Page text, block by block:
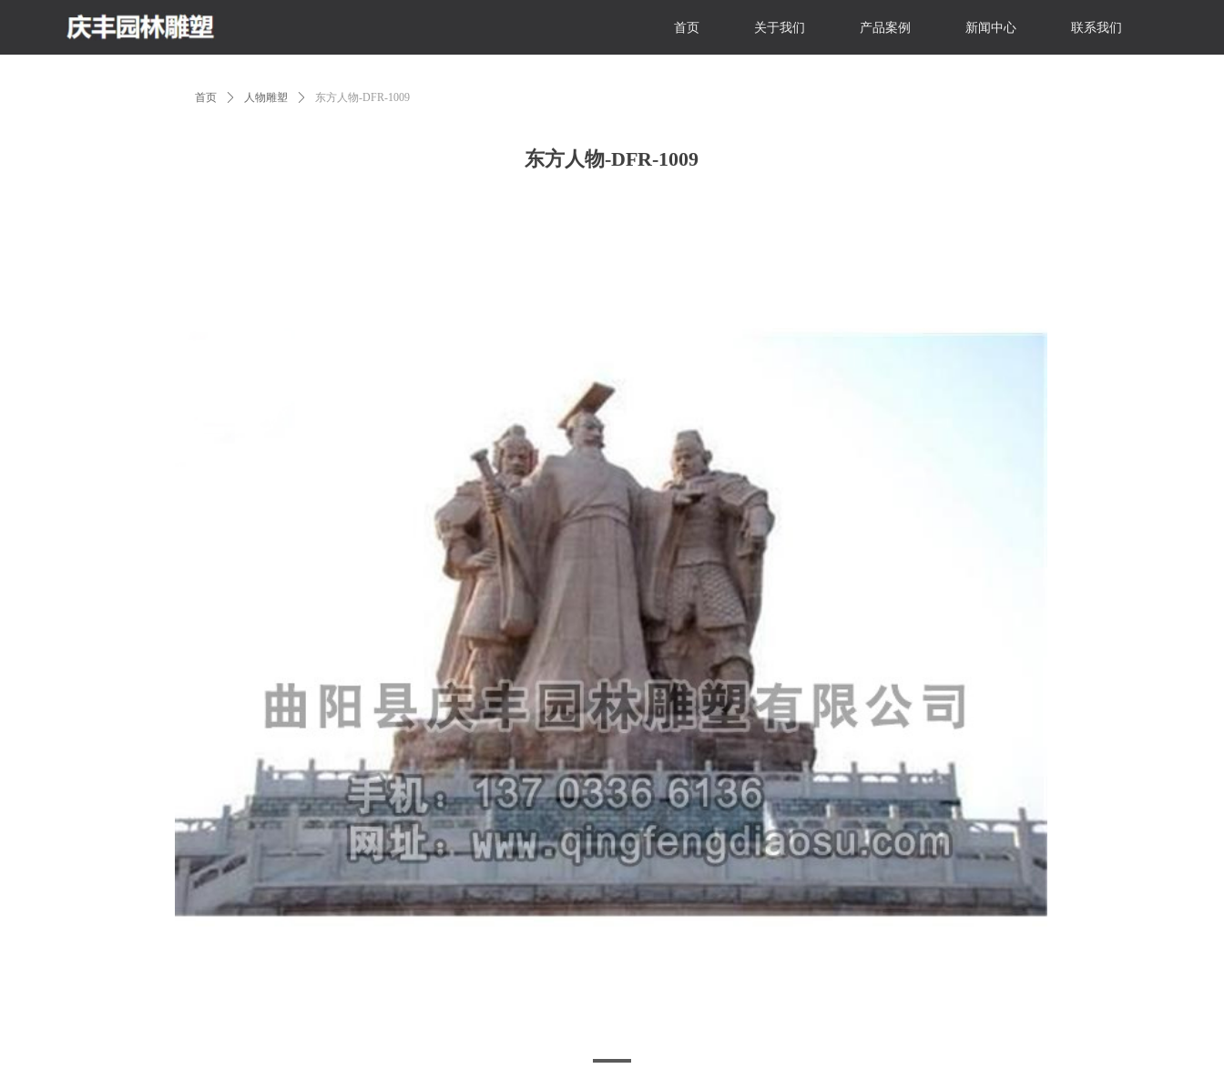
首页 关于我们 产品案例 新闻中心 联系我们
首页 ꄲ 人物雕塑 ꄲ 东方人物-DFR-1009
东方人物-DFR-1009